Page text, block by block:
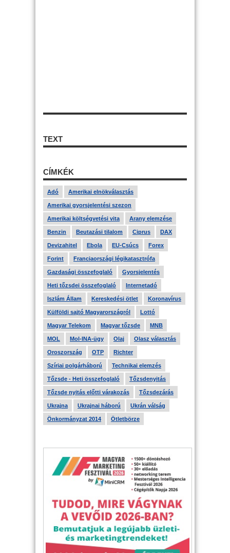
TEXT
CÍMKÉK
Adó Amerikai elnökválasztás
Amerikai gyorsjelentési szezon
Amerikai költségvetési vita Arany elemzése
Benzin Beutazási tilalom Ciprus DAX
Devizahitel Ebola EU-Csúcs Forex
Forint Franciaországi légikatasztrófa
Gazdasági összefoglaló Gyorsjelentés
Heti tőzsdei összefoglaló Internetadó
Iszlám Állam Kereskedési ötlet Koronavírus
Külföldi sajtó Magyarországról Lottó
Magyar Telekom Magyar tőzsde MNB
MOL Mol-INA-ügy Olaj Olasz választás
Oroszország OTP Richter
Szíriai polgárháború Technikai elemzés
Tőzsde - Heti összefoglaló Tőzsdenyitás
Tőzsde nyitás előtti várakozás Tőzsdezárás
Ukrajna Ukrajnai háború Ukrán válság
Önkormányzat 2014 Ötletbörze